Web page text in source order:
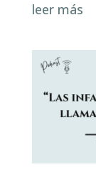
leer más